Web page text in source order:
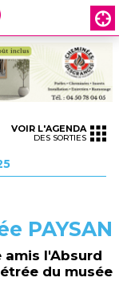
VOIR L'AGENDA
DES SORTIES
PAYSAN
l'Absurd
du musée